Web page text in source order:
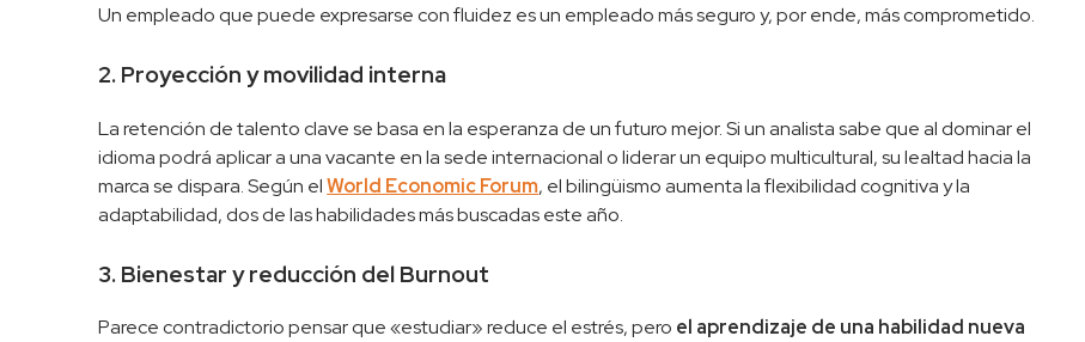
Un empleado que puede expresarse con fluidez es un empleado más seguro y, por ende, más comprometido.
2. Proyección y movilidad interna
La retención de talento clave se basa en la esperanza de un futuro mejor. Si un analista sabe que al dominar el
idioma podrá aplicar a una vacante en la sede internacional o liderar un equipo multicultural, su lealtad hacia la
marca se dispara. Según elWorld Economic Forum, el bilingüismo aumenta la flexibilidad cognitiva y la
adaptabilidad, dos de las habilidades más buscadas este año.
3. Bienestar y reducción del Burnout
Parece contradictorio pensar que «estudiar» reduce el estrés, pero el aprendizaje de una habilidad nueva